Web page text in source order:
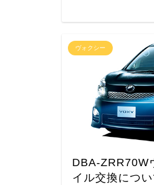
ヴォクシー
DBA-ZRR70W
イル交換につ